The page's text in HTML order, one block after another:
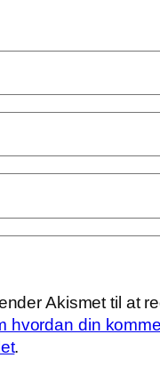
Akismet til at
hvordan din
.